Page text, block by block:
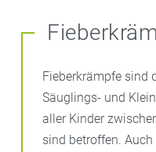
Fieberkrämpfe sind
Säuglings- und
aller Kinder
sind betroffen.